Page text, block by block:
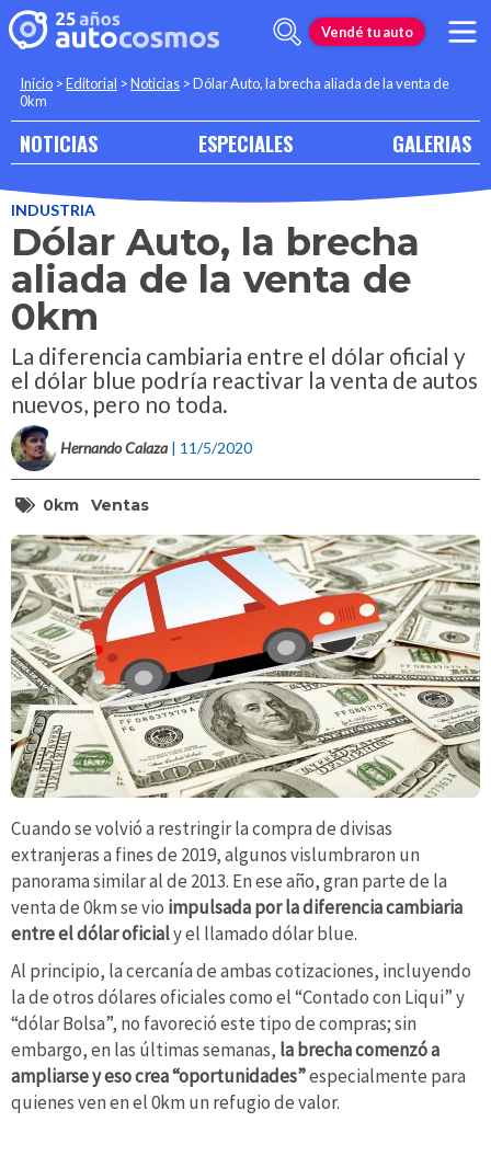
Vendé tu auto
Inicio >Editorial >Noticias >Dólar Auto, la brecha aliada de la venta de
0km
NOTICIAS ESPECIALES GALERIAS
INDUSTRIA
Dólar Auto, la brecha
aliada de la venta de
0km
La diferencia cambiaria entre el dólar oficial y
el dólar blue podría reactivar la venta de autos
nuevos, pero no toda.
Hernando Calaza | 11/5/2020
0km Ventas
Cuando se volvió a restringir la compra de divisas
extranjeras a fines de 2019, algunos vislumbraron un
panorama similar al de 2013. En ese año, gran parte de la
venta de 0km se vio impulsada por la diferencia cambiaria
entre el dólar oficialy el llamado dólar blue.
Al principio, la cercanía de ambas cotizaciones, incluyendo
la de otros dólares oficiales como el “Contado con Liqui” y
“dólar Bolsa”, no favoreció este tipo de compras; sin
embargo, en las últimas semanas, la brecha comenzó a
ampliarse y eso crea “oportunidades”especialmente para
quienes ven en el 0km un refugio de valor.